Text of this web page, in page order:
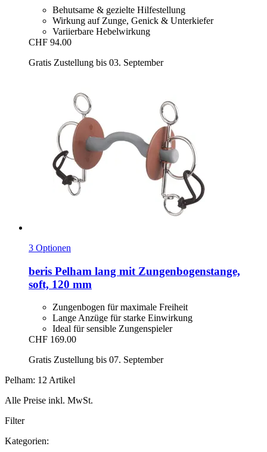
Behutsame & gezielte Hilfestellung
Wirkung auf Zunge, Genick & Unterkiefer
Variierbare Hebelwirkung
CHF 94.00
Gratis Zustellung bis 03. September
3 Optionen
beris Pelham lang mit Zungenbogenstange,
soft, 120 mm
Zungenbogen für maximale Freiheit
Lange Anzüge für starke Einwirkung
Ideal für sensible Zungenspieler
CHF 169.00
Gratis Zustellung bis 07. September
Pelham: 12 Artikel
Alle Preise inkl. MwSt.
Filter
Kategorien: